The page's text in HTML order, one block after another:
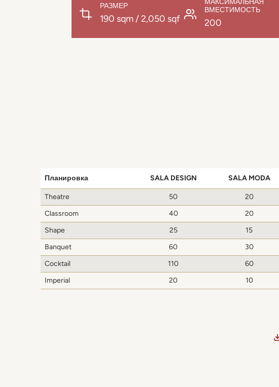
РАЗМЕР
190 sqm / 2,050 sqf
МАКСИМАЛЬНАЯ
ВМЕСТИМОСТЬ
200
Планировка SALA DESIGN SALA MODA
Theatre 50 20
Classroom
40 20
Shape
25 15
Banquet
60 30
Cocktail
110 60
Imperial
20 10